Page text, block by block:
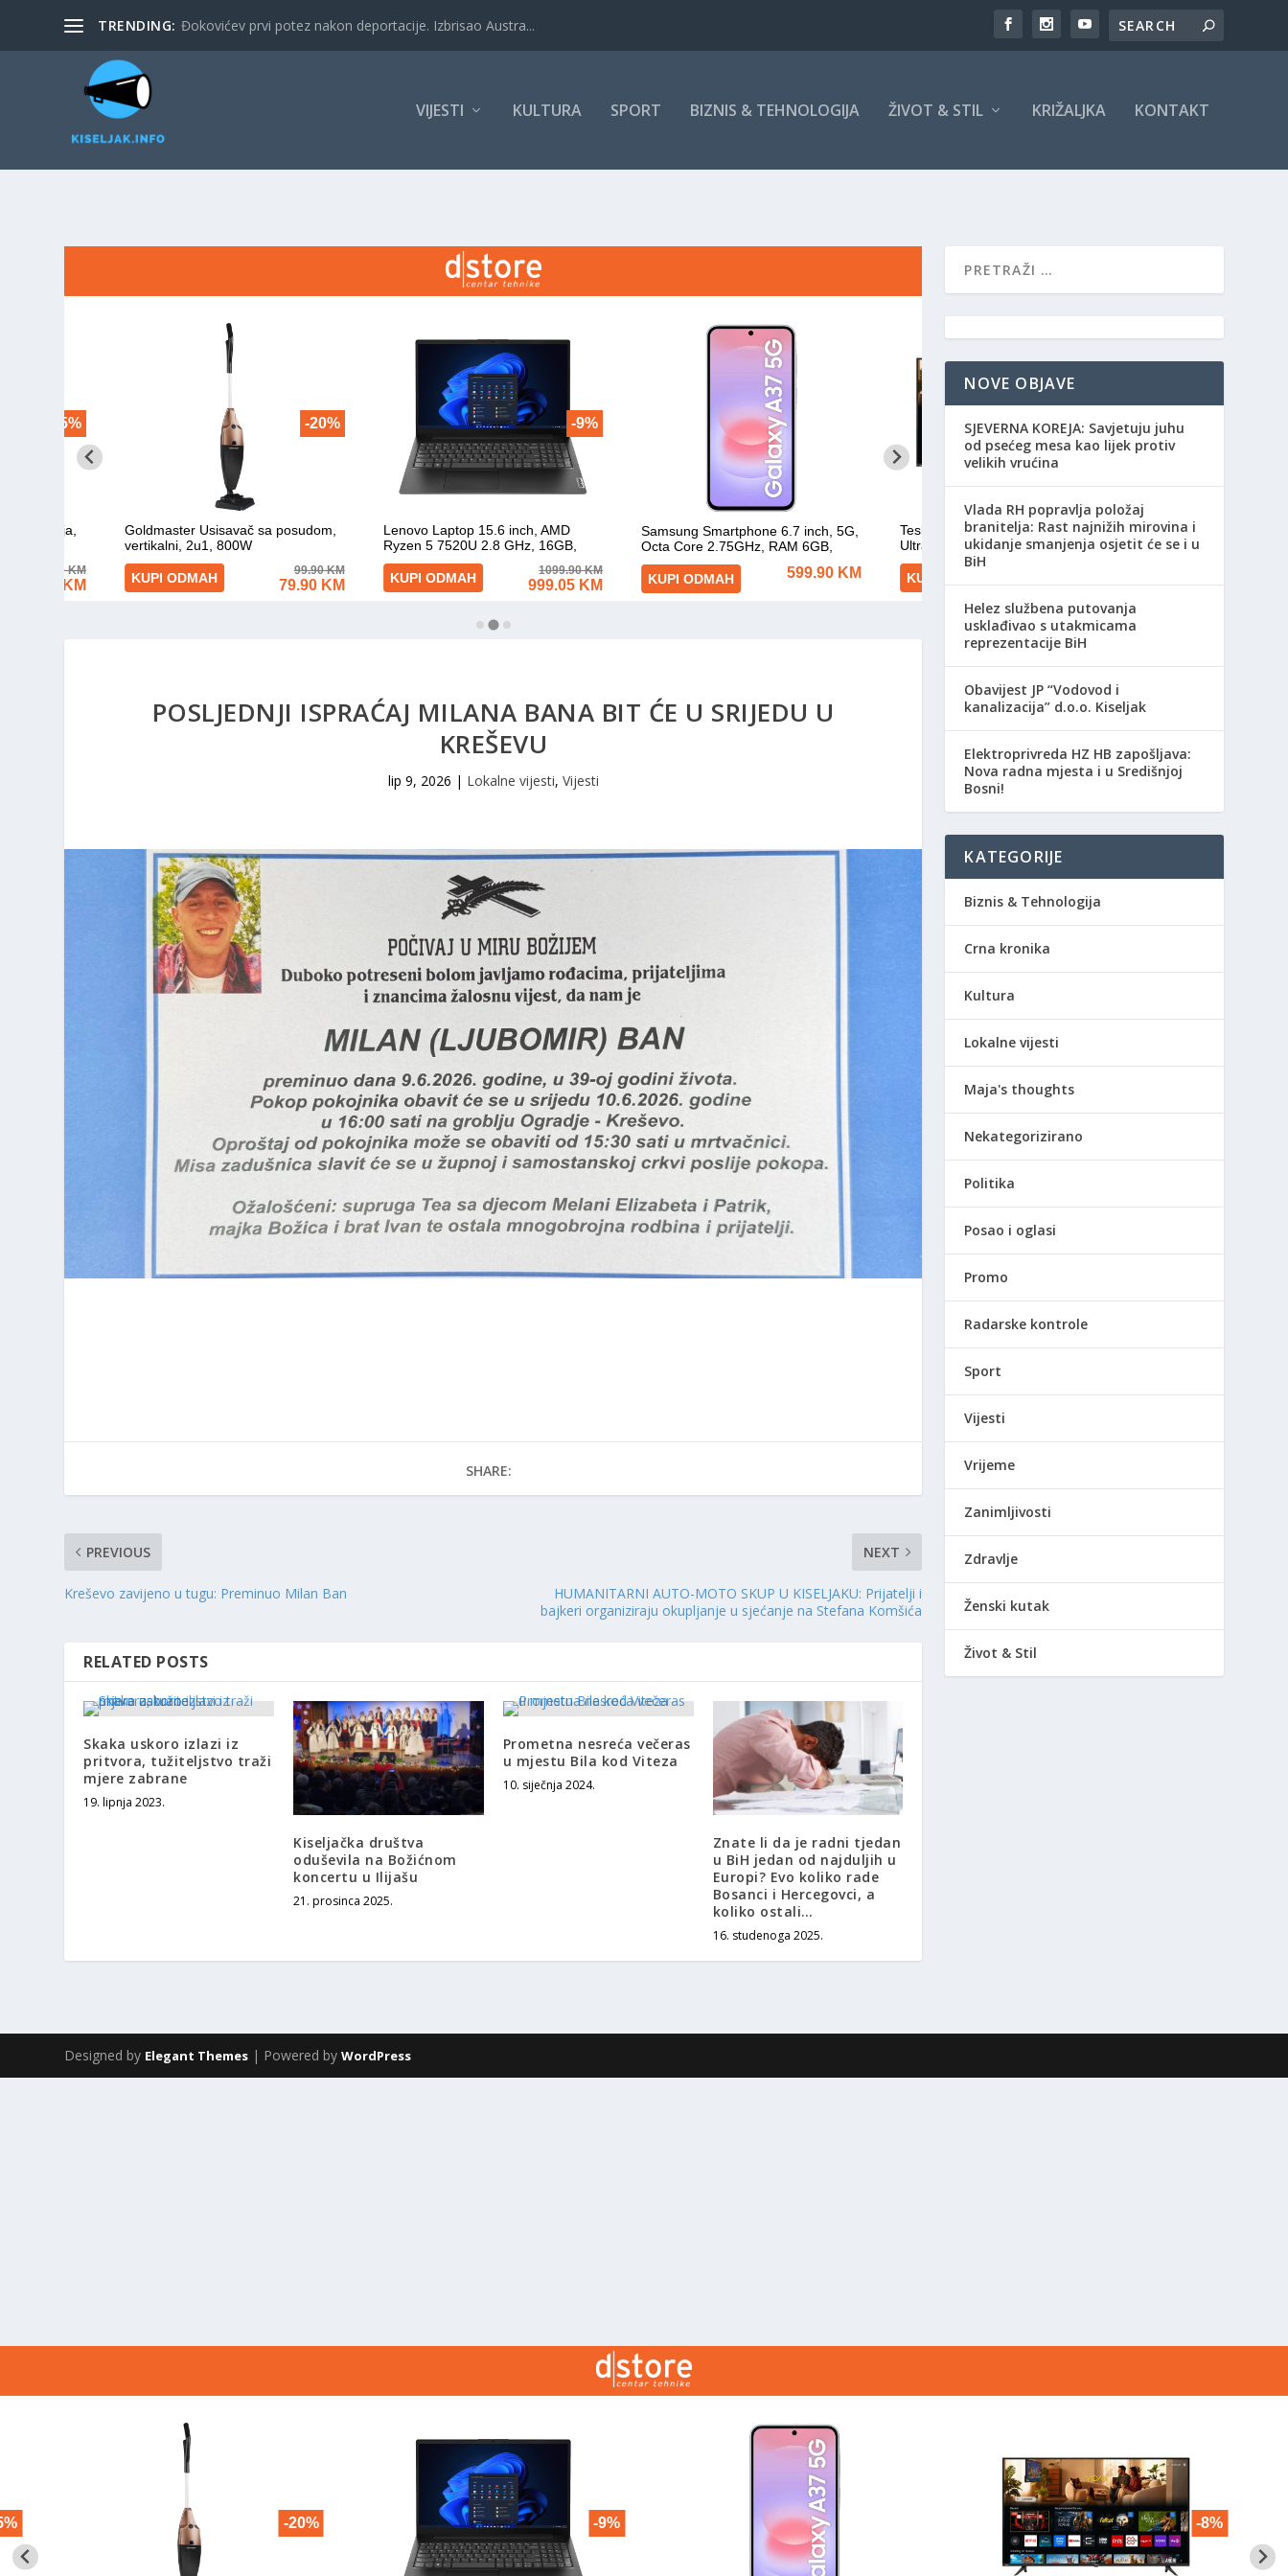
TRENDING: Đokovićev prvi potez nakon deportacije. Izbrisao Austra...
VIJESTI KULTURA SPORT BIZNIS & TEHNOLOGIJA ŽIVOT & STIL KRIŽALJKA KONTAKT
POSLJEDNJI ISPRAĆAJ MILANA BANA BIT ĆE U SRIJEDU U
KREŠEVU
lip 9, 2026 | Lokalne vijesti, Vijesti
SHARE:
PREVIOUS
Kreševo zavijeno u tugu: Preminuo Milan Ban
NEXT
HUMANITARNI AUTO-MOTO SKUP U KISELJAKU: Prijatelji i
bajkeri organiziraju okupljanje u sjećanje na Stefana Komšića
RELATED POSTS
Skaka uskoro izlazi iz
pritvora, tužiteljstvo traži
mjere zabrane
19. lipnja 2023.
Kiseljačka društva
oduševila na Božićnom
koncertu u Ilijašu
21. prosinca 2025.
Prometna nesreća večeras
u mjestu Bila kod Viteza
10. siječnja 2024.
Znate li da je radni tjedan
u BiH jedan od najduljih u
Europi? Evo koliko rade
Bosanci i Hercegovci, a
koliko ostali…
16. studenoga 2025.
NOVE OBJAVE
SJEVERNA KOREJA: Savjetuju juhu
od psećeg mesa kao lijek protiv
velikih vrućina
Vlada RH popravlja položaj
branitelja: Rast najnižih mirovina i
ukidanje smanjenja osjetit će se i u
BiH
Helez službena putovanja
usklađivao s utakmicama
reprezentacije BiH
Obavijest JP “Vodovod i
kanalizacija” d.o.o. Kiseljak
Elektroprivreda HZ HB zapošljava:
Nova radna mjesta i u Središnjoj
Bosni!
KATEGORIJE
Biznis & Tehnologija
Crna kronika
Kultura
Lokalne vijesti
Maja's thoughts
Nekategorizirano
Politika
Posao i oglasi
Promo
Radarske kontrole
Sport
Vijesti
Vrijeme
Zanimljivosti
Zdravlje
Ženski kutak
Život & Stil
Designed by Elegant Themes | Powered byWordPress